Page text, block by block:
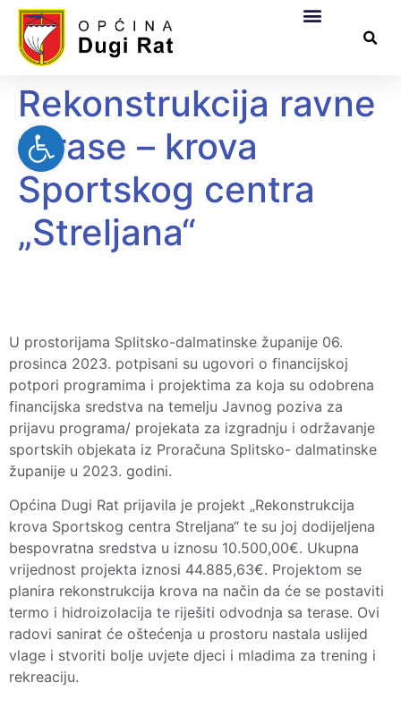
Rekonstrukcija ravne
terase – krova
Sportskog centra
„Streljana“
U prostorijama Splitsko-dalmatinske županije 06.
prosinca 2023. potpisani su ugovori o financijskoj
potpori programima i projektima za koja su odobrena
financijska sredstva na temelju Javnog poziva za
prijavu programa/ projekata za izgradnju i održavanje
sportskih objekata iz Proračuna Splitsko- dalmatinske
županije u 2023. godini.
Općina Dugi Rat prijavila je projekt „Rekonstrukcija
krova Sportskog centra Streljana“ te su joj dodijeljena
bespovratna sredstva u iznosu 10.500,00€. Ukupna
vrijednost projekta iznosi 44.885,63€. Projektom se
planira rekonstrukcija krova na način da će se postaviti
termo i hidroizolacija te riješiti odvodnja sa terase. Ovi
radovi sanirat će oštećenja u prostoru nastala uslijed
vlage i stvoriti bolje uvjete djeci i mladima za trening i
rekreaciju.
Open toolbar